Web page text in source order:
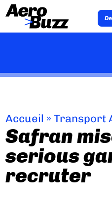
Accueil »Transport
Safran
serious
recruter